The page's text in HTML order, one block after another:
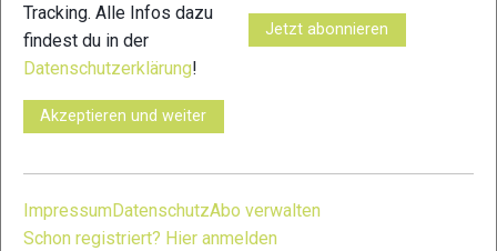
59
Tracking. Alle Infos dazu
findest du in der
Datenschutzerklärung!
Akzeptieren und weiter
Jetzt abonnieren
Impressum DatenschutzAbo verwalten
Schon registriert? Hier anmelden